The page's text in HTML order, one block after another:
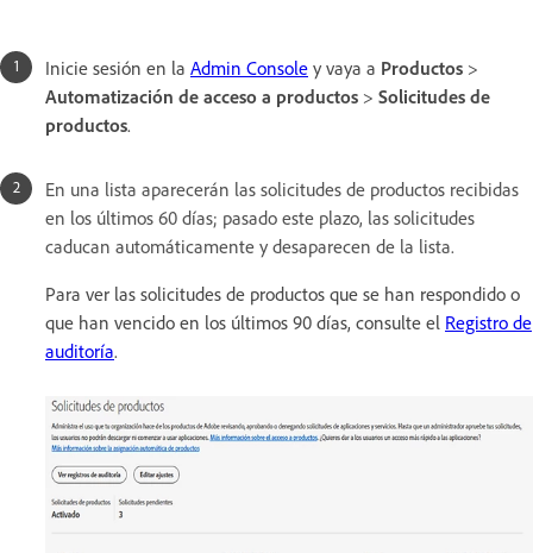
Inicie sesión en la Admin Console y vaya a Productos >
Automatización de acceso a productos > Solicitudes de
productos.
En una lista aparecerán las solicitudes de productos recibidas
en los últimos 60 días; pasado este plazo, las solicitudes
caducan automáticamente y desaparecen de la lista.
Para ver las solicitudes de productos que se han respondido o
que han vencido en los últimos 90 días, consulte el Registro de
auditoría.